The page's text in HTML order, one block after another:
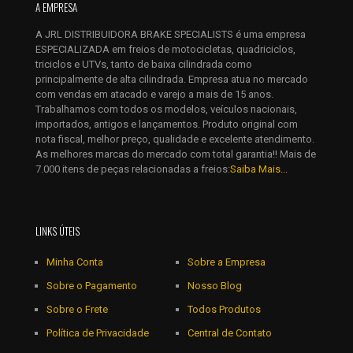
Nome*
mail*
Salvar meus dados neste navegador para a próxima vez que
eu comentar.
A EMPRESA
A JRL DISTRIBUIDORA BRAKE SPECIALISTS é uma empresa
ESPECIALIZADA em freios de motocicletas, quadriciclos,
triciclos e UTVs, tanto de baixa cilindrada como
principalmente de alta cilindrada. Empresa atua no mercado
com vendas em atacado e varejo a mais de 15 anos.
Trabalhamos com todos os modelos, veículos nacionais,
importados, antigos e lançamentos. Produto original com
nota fiscal, melhor preço, qualidade e excelente atendimento.
As melhores marcas do mercado com total garantia!! Mais de
7.000 itens de peças relacionadas a freios:Saiba Mais...
LINKS ÚTEIS
Minha Conta
Sobre o Pagamento
Sobre o Frete
Política de Privacidade
Sobre a Empresa
Nosso Blog
Todos Produtos
Central de Contato